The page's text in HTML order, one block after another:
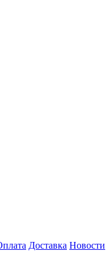
Доставка Новости